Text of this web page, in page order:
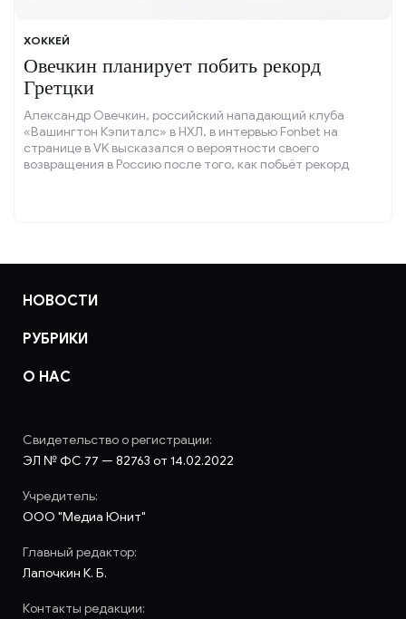
ХОККЕЙ
Овечкин планирует побить рекорд
Гретцки
Александр Овечкин, российский нападающий клуба
«Вашингтон Кэпиталс» в НХЛ, в интервью Fonbet на
странице в VK высказался о вероятности своего
возвращения в Россию после того, как побьёт рекорд
НОВОСТИ
РУБРИКИ
О НАС
Свидетельство о регистрации:
ЭЛ № ФС 77 — 82763 от 14.02.2022
Учредитель:
ООО "Медиа Юнит"
Главный редактор:
Лапочкин К. Б.
Контакты редакции: